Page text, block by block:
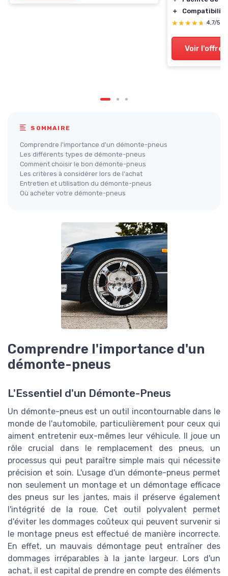
＋
Compatibilité
★★★★★
★★★★★ 4,7/5
Voir l'offre
SOMMAIRE
Comprendre l'importance d'un démonte-pneus
Les différents types de démonte-pneus
Comment choisir le bon démonte-pneus
Les critères à considérer lors de l'achat
Entretien et utilisation du démonte-pneus
Où acheter votre démonte-pneus
Comprendre l'importance d'un
démonte-pneus
L'Essentiel d'un Démonte-Pneus
Un démonte-pneus est un outil incontournable dans le
monde de l'automobile, particulièrement pour ceux qui
aiment entretenir eux-mêmes leur véhicule. Il joue un
rôle crucial dans le remplacement des pneus, un
processus qui peut paraître simple mais qui nécessite
précision et soin. L'usage d'un démonte-pneus permet
non seulement un montage et un démontage efficace
des pneus sur les jantes, mais il préserve également
l'intégrité de la roue. Cet outil polyvalent permet
d'éviter les dommages coûteux qui peuvent survenir si
le montage pneus est effectué de manière incorrecte.
En effet, un mauvais démontage peut entraîner des
dommages irréparables à la jante largeur. Lors d'un
achat, il est capital de prendre en compte des éléments